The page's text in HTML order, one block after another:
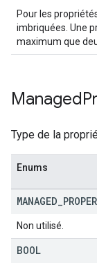
Pour les
imbriquées. Une
maximum que
Managed
Type de la
Enums
MANAGED
Non utilisé.
BOOL